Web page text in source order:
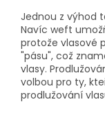
Jednou z výhod
Navíc weft
protože vlasové
"pásu", což
vlasy.
volbou pro ty,
prodlužování